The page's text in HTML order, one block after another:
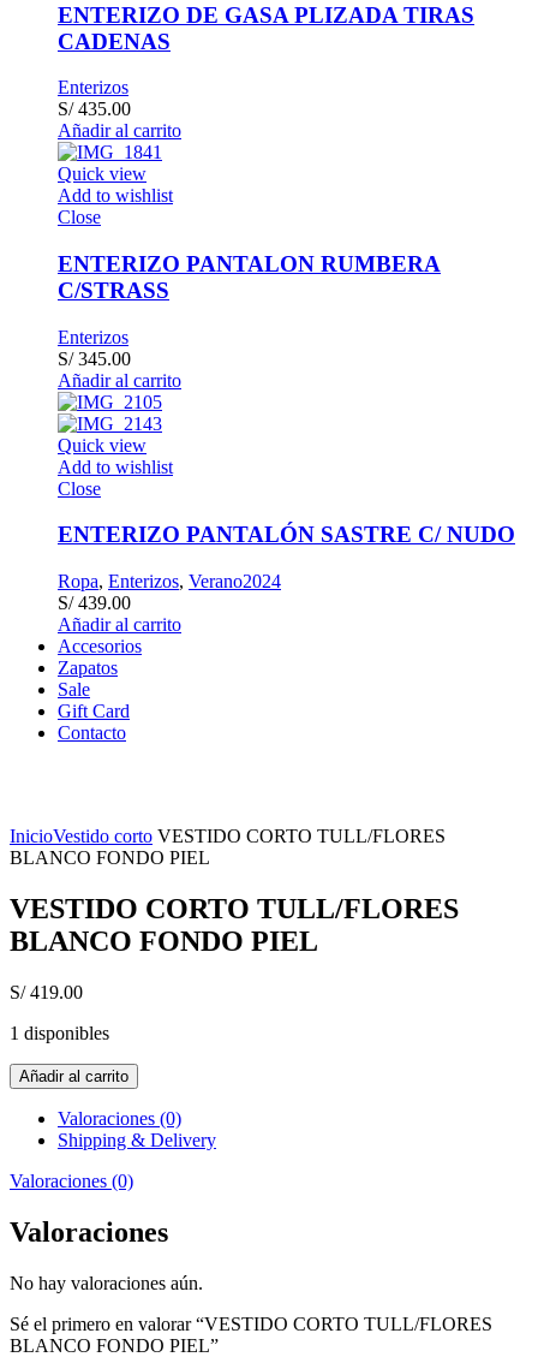
ENTERIZO DE GASA PLIZADA TIRAS
CADENAS
Enterizos
S/435.00
Añadir al carrito
Quick view
Add to wishlist
Close
ENTERIZO PANTALON RUMBERA
C/STRASS
Enterizos
S/345.00
Añadir al carrito
Quick view
Add to wishlist
Close
ENTERIZO PANTALÓN SASTRE C/ NUDO
Ropa, Enterizos, Verano2024
S/439.00
Añadir al carrito
Accesorios
Zapatos
Sale
Gift Card
Contacto
InicioVestido corto VESTIDO CORTO TULL/FLORES
BLANCO FONDO PIEL
VESTIDO CORTO TULL/FLORES
BLANCO FONDO PIEL
S/419.00
1 disponibles
Añadir al carrito
Valoraciones (0)
Shipping & Delivery
Valoraciones (0)
Valoraciones
No hay valoraciones aún.
Sé el primero en valorar “VESTIDO CORTO TULL/FLORES
BLANCO FONDO PIEL”